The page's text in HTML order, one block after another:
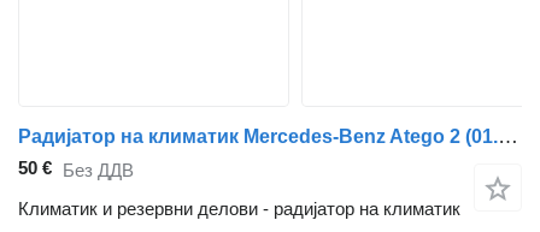
Радијатор на климатик Mercedes-Benz Atego 2 (01.04-) 9738301615 за камион влекач Mercedes-Benz Atego, Atego 2, Atego 3 (1996-)
50 € Без ДДВ
Климатик и резервни делови - радијатор на климатик